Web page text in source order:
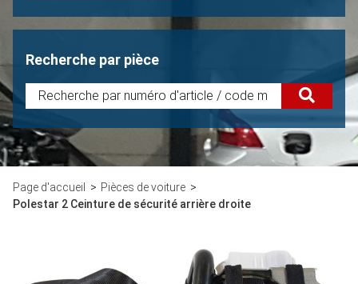
Recherche par pièce
Page d'accueil
Pièces de voiture
Polestar 2 Ceinture de sécurité arrière droite